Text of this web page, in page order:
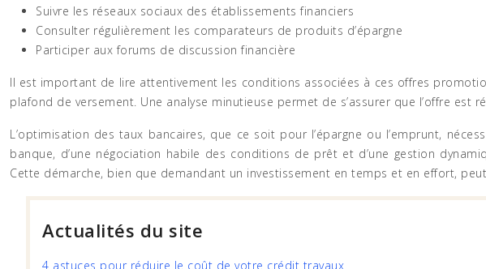
Suivre les réseaux sociaux des établissements financiers
Consulter régulièrement les comparateurs de produits d’épargne
Participer aux forums de discussion financière
Il est important de lire attentivement les conditions associées à ces offres
plafond de versement. Une analyse minutieuse permet de s’assurer que l’offre
L’optimisation des taux bancaires, que ce soit pour l’épargne ou l’emprunt,
banque, d’une négociation habile des conditions de prêt et d’une gestion
Cette démarche, bien que demandant un investissement en temps et en effort,
Actualités du site
4 astuces pour réduire le coût de votre crédit travaux